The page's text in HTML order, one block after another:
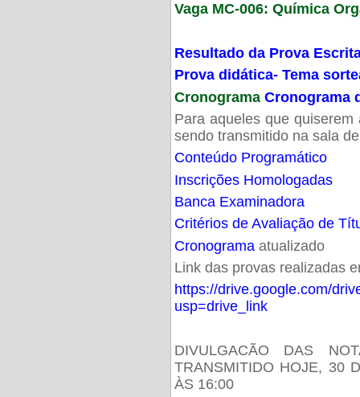
Vaga MC-006: Química
Resultado da Prova
Prova didática- Tema
Cronograma Cronograma
Para aqueles que
sendo transmitido na sala
Conteúdo Programático
Inscrições Homologadas
Banca Examinadora
Critérios de Avaliação de
Cronogramaatualizado
Link das provas realizadas
https://drive.google.com/
usp=drive_link
DIVULGACÃO DAS
TRANSMITIDO HOJE, 30
ÀS 16:00